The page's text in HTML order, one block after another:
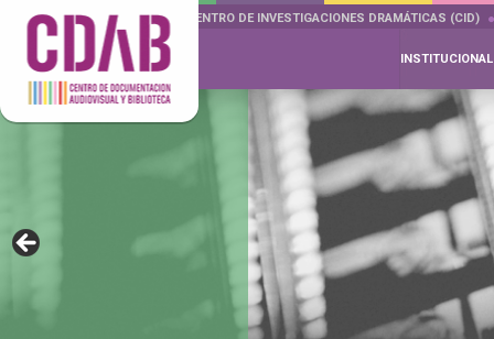
DOCUMENTA DRAMÁTICAS CENTRO DE INVESTIGACIONES DRAMÁTICAS (CID)
INSTITUCIONAL